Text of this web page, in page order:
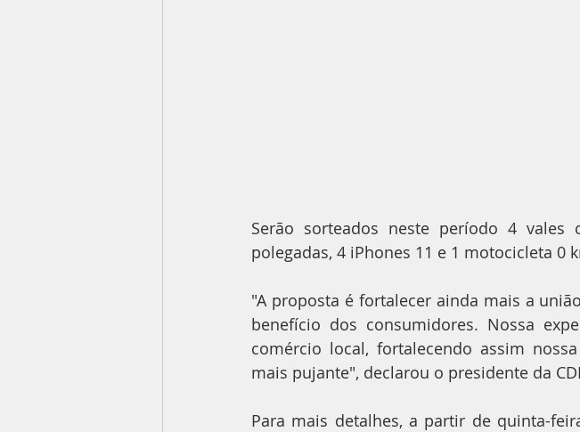
Serão sorteados neste período 4 vales
polegadas, 4 iPhones 11 e 1 motocicleta 0
"A proposta é fortalecer ainda mais a
benefício dos consumidores. Nossa
comércio local, fortalecendo assim
mais pujante", declarou o presidente da
Para mais detalhes, a partir de quinta-